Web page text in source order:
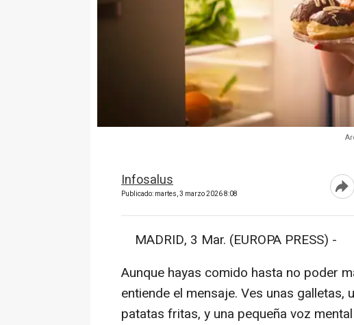
Infosalus
Publicado: martes, 3 marzo 2026 8:08
MADRID, 3 Mar. (EUROPA PRESS) -
Aunque hayas comido hasta no poder
entiende el mensaje. Ves unas galletas,
patatas fritas, y una pequeña voz